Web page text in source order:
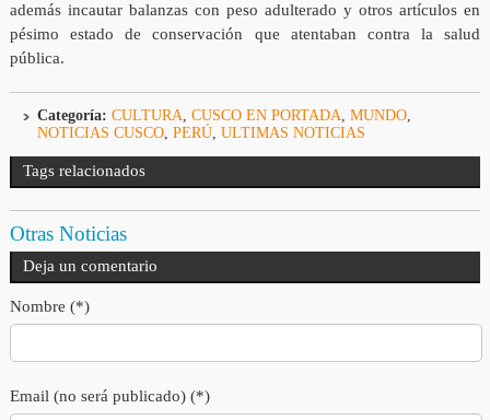
además incautar balanzas con peso adulterado y otros artículos en
pésimo estado de conservación que atentaban contra la salud
pública.
Categoría: CULTURA, CUSCO EN PORTADA, MUNDO,
NOTICIAS CUSCO, PERÚ, ULTIMAS NOTICIAS
Tags relacionados
Otras Noticias
Deja un comentario
Nombre (*)
Email (no será publicado) (*)